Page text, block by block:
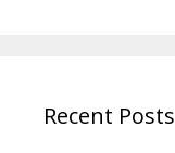
Recent Posts